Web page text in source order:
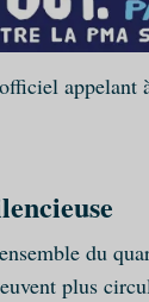
appelant
du
plus